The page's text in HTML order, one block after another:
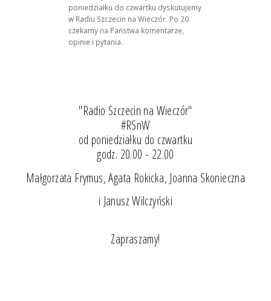
poniedziałku do czwartku dyskutujemy
w Radiu Szczecin na Wieczór. Po 20
czekamy na Państwa komentarze,
opinie i pytania.
"Radio Szczecin na Wieczór"
#RSnW
od poniedziałku do czwartku
godz. 20.00 - 22.00
Małgorzata Frymus, Agata Rokicka, Joanna Skonieczna
i Janusz Wilczyński
Zapraszamy!